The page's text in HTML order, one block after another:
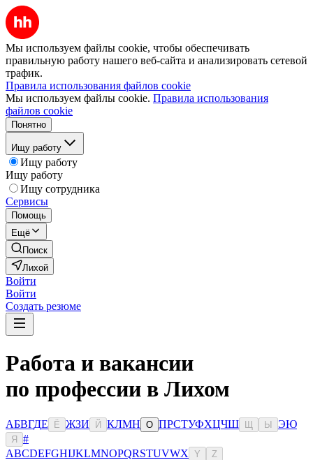
Мы используем файлы cookie, чтобы обеспечивать
правильную работу нашего веб-сайта и анализировать сетевой
трафик.
Правила использования файлов cookie
Мы используем файлы cookie. Правила использования
файлов cookie
Понятно
Ищу работу
Ищу работу
Ищу работу
Ищу сотрудника
Сервисы
Помощь
Ещё
Поиск
Лихой
Войти
Войти
Создать резюме
Работа и вакансии
по профессии в Лихом
АБВГДЕ Ё ЖЗИ Й КЛМН О ПРСТУФХЦЧШ Ы ЭЮ
Я
#
ABCDEFGHIJKLMNOPQRSTUVWX Y Z